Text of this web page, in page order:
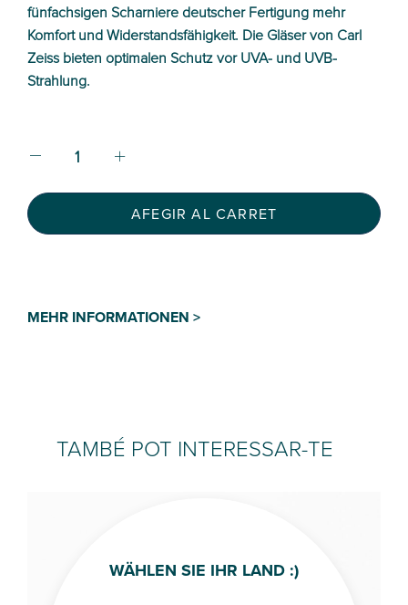
fünfachsigen Scharniere deutscher Fertigung mehr
Komfort und Widerstandsfähigkeit. Die Gläser von Carl
Zeiss bieten optimalen Schutz vor UVA- und UVB-
Strahlung.
AFEGIR AL CARRET
MEHR INFORMATIONEN >
TAMBÉ POT INTERESSAR-TE
WÄHLEN SIE IHR LAND :)